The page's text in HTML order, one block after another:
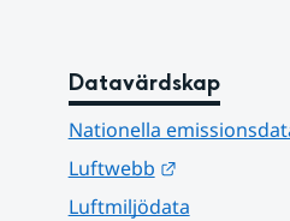
Datavärdskap
Nationella
Luftwebb
Länk till
Luftmiljödata